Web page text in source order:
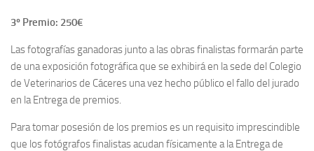
3º Premio: 250€
Las fotografías ganadoras junto a las obras finalistas formarán parte
de una exposición fotográfica que se exhibirá en la sede del Colegio
de Veterinarios de Cáceres una vez hecho público el fallo del jurado
en la Entrega de premios.
Para tomar posesión de los premios es un requisito imprescindible
que los fotógrafos finalistas acudan físicamente a la Entrega de